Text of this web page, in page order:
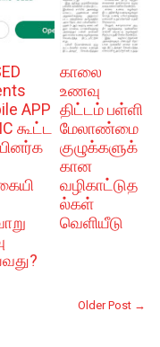
APP
கூட்ட
காலை
உணவு
திட்டம் பள்ளி
மேலாண்மை
குழுக்களுக்
கான
வழிகாட்டுத
ல்கள்
வெளியீடு
Older Post →